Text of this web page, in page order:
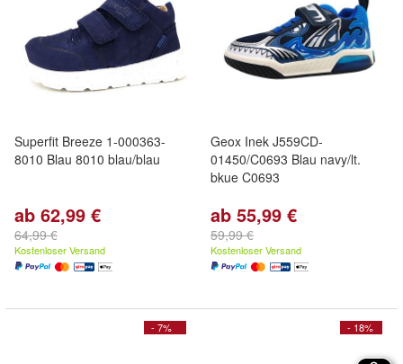
Superfit Breeze 1-000363-
8010 Blau 8010 blau/blau
ab 62,99 €
64,99 €
Kostenloser Versand
Geox Inek J559CD-
01450/C0693 Blau navy/lt.
bkue C0693
ab 55,99 €
59,99 €
Kostenloser Versand
- 7% - 18%